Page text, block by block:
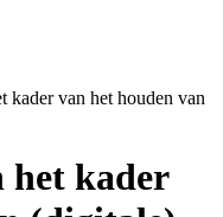
kader van het houden van
het kader